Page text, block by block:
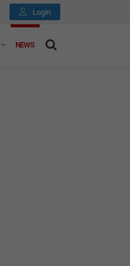
Login
NEWS